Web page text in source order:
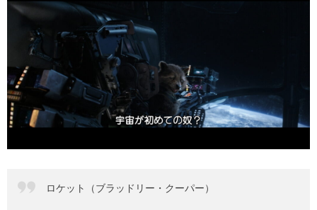
ロケット（ブラッドリー・クーパー）